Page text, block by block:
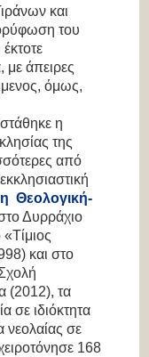
και
του
με άπειρες
όμως,
η
της
από
Θεολογική-
Δυρράχιο
και στο
(2012), τα
σε ιδιόκτητα
νεολαίας σε
168